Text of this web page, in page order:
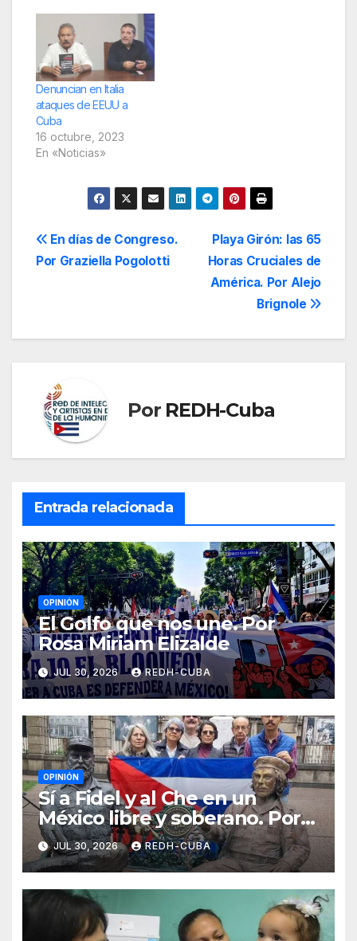
Denuncian en Italia
ataques de EEUU a
Cuba
16 octubre, 2023
En «Noticias»
Navegación
Playa Girón: las 65
Horas Cruciales de
América. Por Alejo
Brignole
En días de Congreso.
Por Graziella Pogolotti
Por REDH-Cuba
Entrada relacionada
OPINIÓN
El Golfo que nos une. Por
Rosa Miriam Elizalde
JUL 30, 2026 REDH-CUBA
OPINIÓN
Sí a Fidel y al Che en un
México libre y soberano. Por
Luis Manuel Arce Issac
JUL 30, 2026 REDH-CUBA